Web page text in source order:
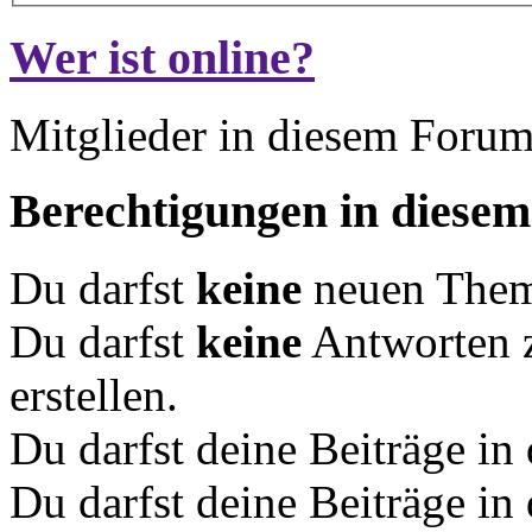
Wer ist online?
Mitglieder in diesem
Berechtigungen in
Du darfst keine neuen
Du darfst keine Antworten
erstellen.
Du darfst deine Beiträge
Du darfst deine Beiträge